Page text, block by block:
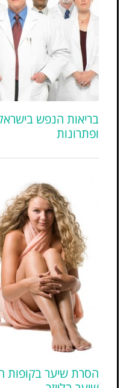
בריאות הנפש
ופתרונות
הסרת שיער בקופות